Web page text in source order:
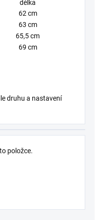
délka
62 cm
63 cm
65,5 cm
69 cm
druhu a nastavení
položce.